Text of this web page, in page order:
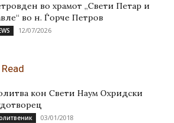
во храмот „Свети Петар и
во н. Ѓорче Петров
12/07/2026
кон Свети Наум Охридски
03/01/2018